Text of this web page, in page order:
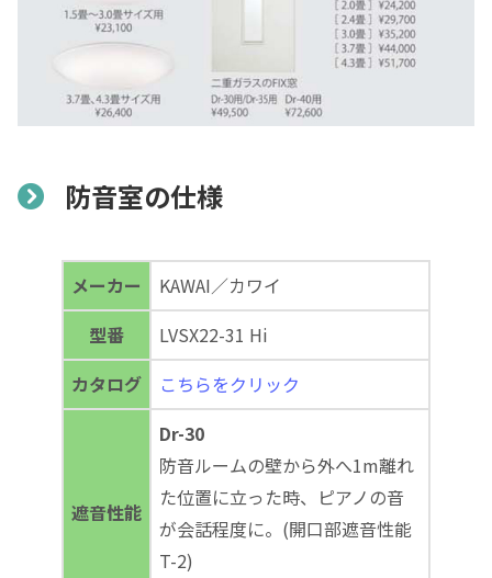
防音室の仕様
メーカー
KAWAI／カワイ
型番
LVSX22-31 Hi
カタログ
こちらをクリック
遮音性能
Dr-30
防音ルームの壁から外へ1m離れ
た位置に立った時、ピアノの音
が会話程度に。(開口部遮音性能
T-2)